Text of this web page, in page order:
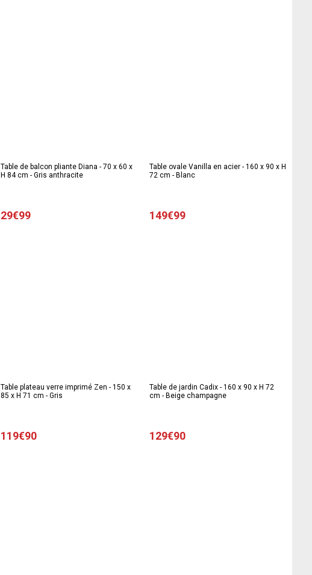
Table de balcon pliante Diana - 70 x 60 x
H 84 cm - Gris anthracite
29€99
Table ovale Vanilla en acier - 160 x 90 x H
72 cm - Blanc
149€99
Table plateau verre imprimé Zen - 150 x
85 x H 71 cm - Gris
119€90
Table de jardin Cadix - 160 x 90 x H 72
cm - Beige champagne
129€90